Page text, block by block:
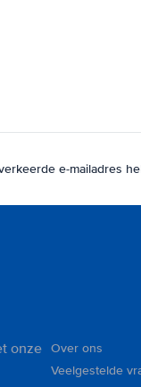
e-mailadres
onze Over ons
Veelgestelde